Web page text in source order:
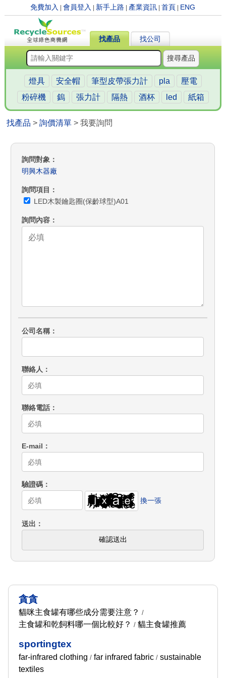
免費加入 |會員登入 新手上路 產業資訊 |首頁 ENG
找產品 找公司
搜尋產品
燈具 安全帽 筆型皮帶張力計 pla
壓電
粉碎機
鎢 張力計 隔熱 酒杯 led 紙箱
找產品 >詢價清單 > 我要詢問
詢問對象
明興木器廠
詢問項目
LED木製鑰匙圈(保齡球型)A01
詢問內容
公司名稱
聯絡人
聯絡電話
E-mail
驗證碼
換一張
送出
確認送出
貪貪
貓咪主食罐有哪些成分需要注意？ /
主食罐和乾飼料哪一個比較好？ / 貓主食罐推薦
sportingtex
far-infrared clothing / far infrared fabric/ sustainable
textiles